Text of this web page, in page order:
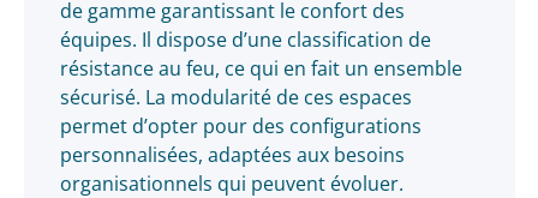
de gamme garantissant le confort des
équipes. Il dispose d’une classification de
résistance au feu, ce qui en fait un ensemble
sécurisé. La modularité de ces espaces
permet d’opter pour des configurations
personnalisées, adaptées aux besoins
organisationnels qui peuvent évoluer.